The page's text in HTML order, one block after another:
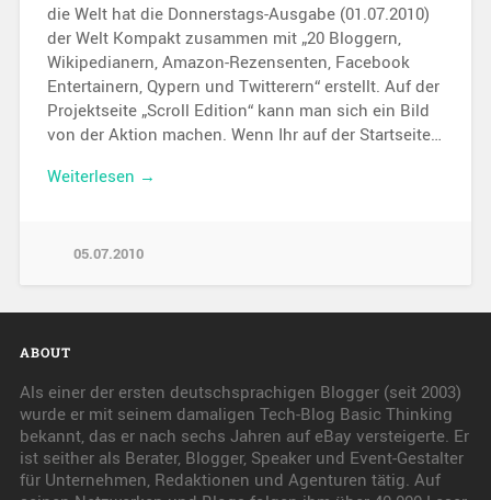
die Welt hat die Donnerstags-Ausgabe (01.07.2010)
der Welt Kompakt zusammen mit „20 Bloggern,
Wikipedianern, Amazon-Rezensenten, Facebook
Entertainern, Qypern und Twitterern“ erstellt. Auf der
Projektseite „Scroll Edition“ kann man sich ein Bild
von der Aktion machen. Wenn Ihr auf der Startseite…
Weiterlesen →
05.07.2010
ABOUT
Als einer der ersten deutschsprachigen Blogger (seit 2003)
wurde er mit seinem damaligen Tech-Blog Basic Thinking
bekannt, das er nach sechs Jahren auf eBay versteigerte. Er
ist seither als Berater, Blogger, Speaker und Event-Gestalter
für Unternehmen, Redaktionen und Agenturen tätig. Auf